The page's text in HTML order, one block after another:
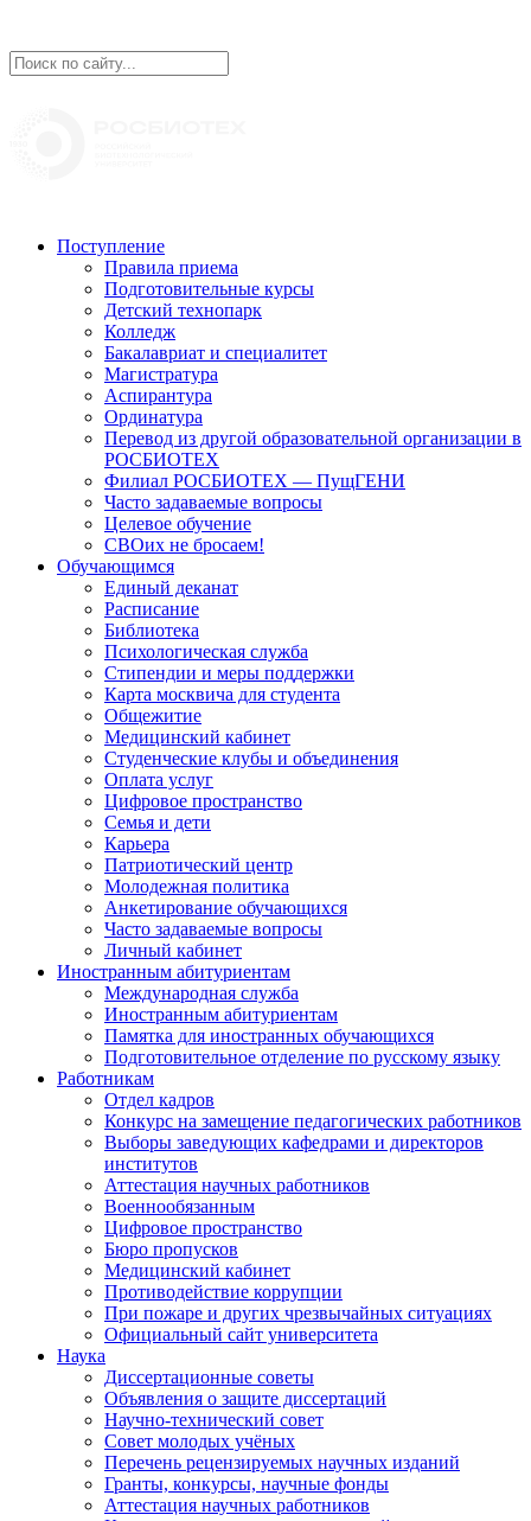
Поступление
Правила приема
Подготовительные курсы
Детский технопарк
Колледж
Бакалавриат и специалитет
Магистратура
Аспирантура
Ординатура
Перевод из другой образовательной организации в
РОСБИОТЕХ
Филиал РОСБИОТЕХ — ПущГЕНИ
Часто задаваемые вопросы
Целевое обучение
СВОих не бросаем!
Обучающимся
Единый деканат
Расписание
Библиотека
Психологическая служба
Стипендии и меры поддержки
Карта москвича для студента
Общежитие
Медицинский кабинет
Студенческие клубы и объединения
Оплата услуг
Цифровое пространство
Семья и дети
Карьера
Патриотический центр
Молодежная политика
Анкетирование обучающихся
Часто задаваемые вопросы
Личный кабинет
Иностранным абитуриентам
Международная служба
Иностранным абитуриентам
Памятка для иностранных обучающихся
Подготовительное отделение по русскому языку
Работникам
Отдел кадров
Конкурс на замещение педагогических работников
Выборы заведующих кафедрами и директоров
институтов
Аттестация научных работников
Военнообязанным
Цифровое пространство
Бюро пропусков
Медицинский кабинет
Противодействие коррупции
При пожаре и других чрезвычайных ситуациях
Официальный сайт университета
Наука
Диссертационные советы
Объявления о защите диссертаций
Научно-технический совет
Совет молодых учёных
Перечень рецензируемых научных изданий
Гранты, конкурсы, научные фонды
Аттестация научных работников